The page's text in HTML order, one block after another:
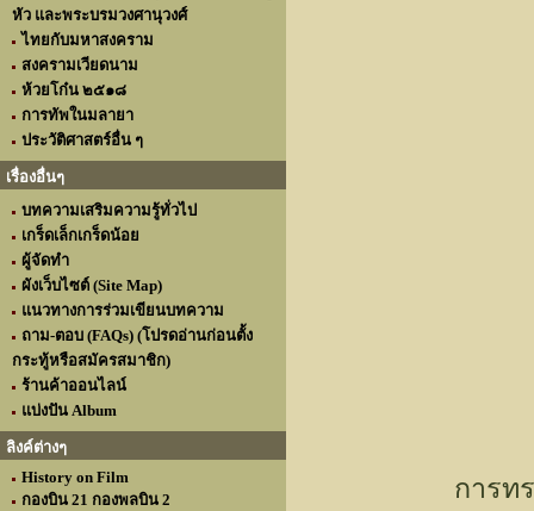
หัว และพระบรมวงศานุวงศ์
ไทยกับมหาสงคราม
สงครามเวียดนาม
ห้วยโก๋น ๒๕๑๘
การทัพในมลายา
ประวัติศาสตร์อื่น ๆ
เรื่องอื่นๆ
บทความเสริมความรู้ทั่วไป
เกร็ดเล็กเกร็ดน้อย
ผู้จัดทำ
ผังเว็บไซต์ (Site Map)
แนวทางการร่วมเขียนบทความ
ถาม-ตอบ (FAQs) (โปรดอ่านก่อนตั้ง
กระทู้หรือสมัครสมาชิก)
ร้านค้าออนไลน์
แบ่งปัน Album
ลิงค์ต่างๆ
History on Film
กองบิน 21 กองพลบิน 2
การท